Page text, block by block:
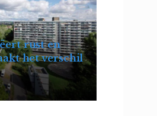
rust en
het verschil